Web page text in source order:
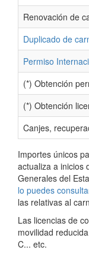
Renovación de
Duplicado de
Permiso
(*) Obtención
(*) Obtención
Canjes,
Importes únicos
actualiza a inicios
Generales del
lo puedes
las relativas al
Las licencias de
movilidad
C... etc.